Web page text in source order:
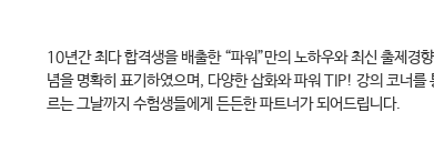
10년간 최다 합격생을 배출한 “파워”만의 노하우와 최신 출제경
념을 명확히 표기하였으며, 다양한 삽화와 파워 TIP! 강의 코너
르는 그날까지 수험생들에게 든든한 파트너가 되어드립니다.